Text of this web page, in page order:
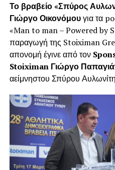
Το βραβείο «Σπύρος
Γιώργο Οικονόμουγια τα
«Man to man – Powered by
παραγωγή της Stoiximan
απονομή έγινε από τον
StoiximanΓιώργο
αείμνηστου Σπύρου